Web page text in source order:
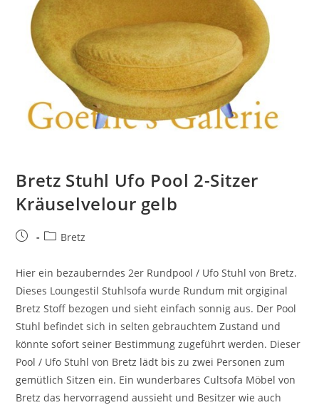
Bretz Stuhl Ufo Pool 2-Sitzer
Kräuselvelour gelb
Bretz
Hier ein bezauberndes 2er Rundpool / Ufo Stuhl von Bretz.
Dieses Loungestil Stuhlsofa wurde Rundum mit orgiginal
Bretz Stoff bezogen und sieht einfach sonnig aus. Der Pool
Stuhl befindet sich in selten gebrauchtem Zustand und
könnte sofort seiner Bestimmung zugeführt werden. Dieser
Pool / Ufo Stuhl von Bretz lädt bis zu zwei Personen zum
gemütlich Sitzen ein. Ein wunderbares Cultsofa Möbel von
Bretz das hervorragend aussieht und Besitzer wie auch